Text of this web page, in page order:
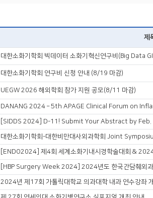
제
대한소화기학회 빅데이터 소화기혁신연구비(Big
대한소화기학회 연구비 신청 안내 (8/19 마감)
UEGW 2026 해외학회 참가 지원 공모(8/11 마감)
대한소화기학회-대한비만대사외과학회 Joint
[ENDO2024] 제4회 세계소화기내시경학술대회 &
[HBP Surgery Week 2024] 2024년도 한국간담췌외
2024년 제17회 가톨릭대학교 의과대학 내과 연수강좌